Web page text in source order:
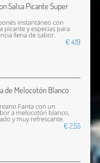
Salsa Picante Super
instantáneo con
picante y especias para
llena de sabor.
€ 4,19
de Melocotón Blanco
Fanta con un
a melocotón blanco,
y muy refrescante.
€ 2,55